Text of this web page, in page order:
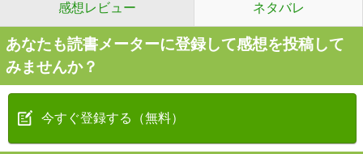
感想レビュー ネタバレ
あなたも読書メーターに登録して感想を投稿して
みませんか？
今すぐ登録する（無料）